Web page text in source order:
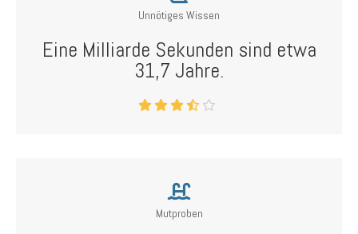
Unnötiges Wissen
Eine Milliarde Sekunden sind etwa
31,7 Jahre.
Mutproben